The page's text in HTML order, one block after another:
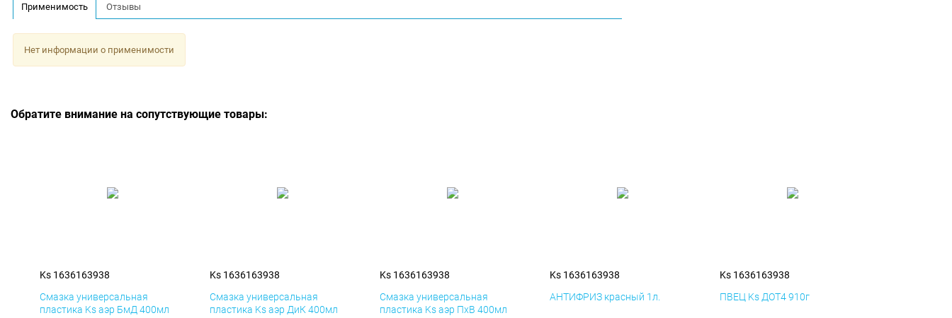
Применимость Отзывы
Нет информации о применимости
Обратите внимание на сопутствующие товары:
Ks 1636163938
Смазка универсальная
пластика Ks аэр БмД 400мл
Ks 1636163938
Смазка универсальная
пластика Ks аэр ДиК 400мл
Ks 1636163938
Смазка универсальная
пластика Ks аэр ПхВ 400мл
Ks 1636163938
АНТИФРИЗ красный 1л.
Ks 1636163938
ПВЕЦ Ks ДОТ4 910г